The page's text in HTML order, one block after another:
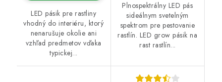
LED pásik pre rastliny
vhodný do interiéru, ktorý
nenarušuje okolie ani
vzhľad predmetov vďaka
typickej...
Plnospektrálny LED pás
sideálnym svetelným
spektrom pre pestovanie
rastlín. LED grow pásik na
rast rastlín...